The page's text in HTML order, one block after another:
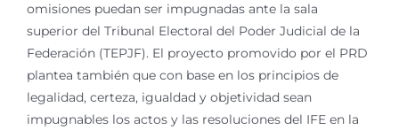
omisiones puedan ser impugnadas ante la sala
superior del Tribunal Electoral del Poder Judicial de la
Federación (TEPJF). El proyecto promovido por el PRD
plantea también que con base en los principios de
legalidad, certeza, igualdad y objetividad sean
impugnables los actos y las resoluciones del IFE en la